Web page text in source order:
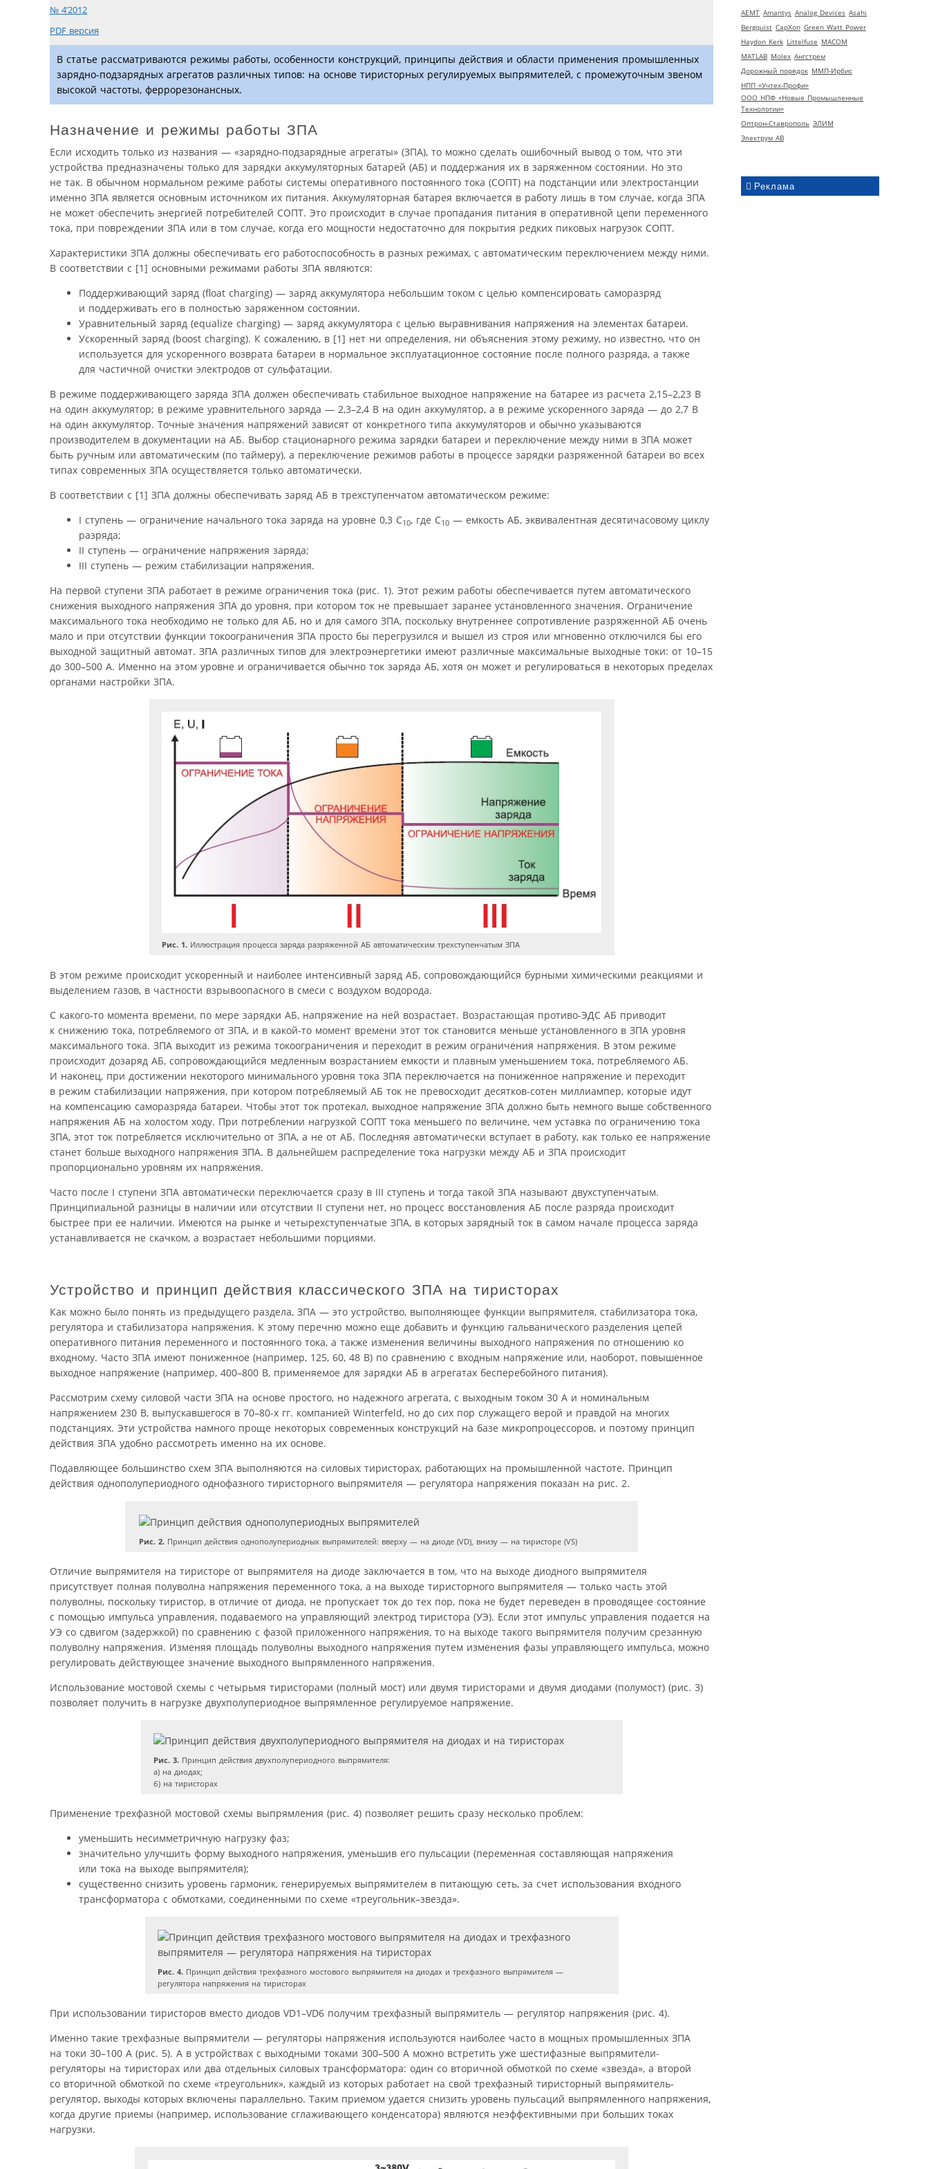
AEMT Amantys Analog Devices Asahi
Bergquist CapXon Green Watt Power
Haydon Kerk Littelfuse MACOM
MATLAB Molex Ангстрем
Дорожный порядок ММП-Ирбис
НПП «Учтех-Профи»
ООО НПФ «Новые Промышленные
Технологии»
Оптрон-Ставрополь ЭЛИМ
Электрум АВ
Реклама
№ 4’2012
PDF версия
В статье рассматриваются режимы работы, особенности конструкций, принципы действия и области применения промышленных
зарядно-подзарядных агрегатов различных типов: на основе тиристорных регулируемых выпрямителей, с промежуточным звеном
высокой частоты, феррорезонансных.
Назначение и режимы работы ЗПА
Если исходить только из названия — «зарядно-подзарядные агрегаты» (ЗПА), то можно сделать ошибочный вывод о том, что эти
устройства предназначены только для зарядки аккумуляторных батарей (АБ) и поддержания их в заряженном состоянии. Но это
не так. В обычном нормальном режиме работы системы оперативного постоянного тока (СОПТ) на подстанции или электростанции
именно ЗПА является основным источником их питания. Аккумуляторная батарея включается в работу лишь в том случае, когда ЗПА
не может обеспечить энергией потребителей СОПТ. Это происходит в случае пропадания питания в оперативной цепи переменного
тока, при повреждении ЗПА или в том случае, когда его мощности недостаточно для покрытия редких пиковых нагрузок СОПТ.
Характеристики ЗПА должны обеспечивать его работоспособность в разных режимах, с автоматическим переключением между ними.
В соответствии с [1] основными режимами работы ЗПА являются:
Поддерживающий заряд (float charging) — заряд аккумулятора небольшим током с целью компенсировать саморазряд
и поддерживать его в полностью заряженном состоянии.
Уравнительный заряд (equalize charging) — заряд аккумулятора с целью выравнивания напряжения на элементах батареи.
Ускоренный заряд (boost charging). К сожалению, в [1] нет ни определения, ни объяснения этому режиму, но известно, что он
используется для ускоренного возврата батареи в нормальное эксплуатационное состояние после полного разряда, а также
для частичной очистки электродов от сульфатации.
В режиме поддерживающего заряда ЗПА должен обеспечивать стабильное выходное напряжение на батарее из расчета 2,15–2,23 В
на один аккумулятор; в режиме уравнительного заряда — 2,3–2,4 В на один аккумулятор, а в режиме ускоренного заряда — до 2,7 В
на один аккумулятор. Точные значения напряжений зависят от конкретного типа аккумуляторов и обычно указываются
производителем в документации на АБ. Выбор стационарного режима зарядки батареи и переключение между ними в ЗПА может
быть ручным или автоматическим (по таймеру), а переключение режимов работы в процессе зарядки разряженной батареи во всех
типах современных ЗПА осуществляется только автоматически.
В соответствии с [1] ЗПА должны обеспечивать заряд АБ в трехступенчатом автоматическом режиме:
I ступень — ограничение начального тока заряда на уровне 0,3 С10, где С10 — емкость АБ, эквивалентная десятичасовому циклу
разряда;
II ступень — ограничение напряжения заряда;
III ступень — режим стабилизации напряжения.
На первой ступени ЗПА работает в режиме ограничения тока (рис. 1). Этот режим работы обеспечивается путем автоматического
снижения выходного напряжения ЗПА до уровня, при котором ток не превышает заранее установленного значения. Ограничение
максимального тока необходимо не только для АБ, но и для самого ЗПА, поскольку внутреннее сопротивление разряженной АБ очень
мало и при отсутствии функции токоограничения ЗПА просто бы перегрузился и вышел из строя или мгновенно отключился бы его
выходной защитный автомат. ЗПА различных типов для электроэнергетики имеют различные максимальные выходные токи: от 10–15
до 300–500 А. Именно на этом уровне и ограничивается обычно ток заряда АБ, хотя он может и регулироваться в некоторых пределах
органами настройки ЗПА.
Рис. 1.Иллюстрация процесса заряда разряженной АБ автоматическим трехступенчатым ЗПА
В этом режиме происходит ускоренный и наиболее интенсивный заряд АБ, сопровождающийся бурными химическими реакциями и
выделением газов, в частности взрывоопасного в смеси с воздухом водорода.
С какого-то момента времени, по мере зарядки АБ, напряжение на ней возрастает. Возрастающая противо-ЭДС АБ приводит
к снижению тока, потребляемого от ЗПА, и в какой-то момент времени этот ток становится меньше установленного в ЗПА уровня
максимального тока. ЗПА выходит из режима токоограничения и переходит в режим ограничения напряжения. В этом режиме
происходит дозаряд АБ, сопровождающийся медленным возрастанием емкости и плавным уменьшением тока, потребляемого АБ.
И наконец, при достижении некоторого минимального уровня тока ЗПА переключается на пониженное напряжение и переходит
в режим стабилизации напряжения, при котором потребляемый АБ ток не превосходит десятков-сотен миллиампер, которые идут
на компенсацию саморазряда батареи. Чтобы этот ток протекал, выходное напряжение ЗПА должно быть немного выше собственного
напряжения АБ на холостом ходу. При потреблении нагрузкой СОПТ тока меньшего по величине, чем уставка по ограничению тока
ЗПА, этот ток потребляется исключительно от ЗПА, а не от АБ. Последняя автоматически вступает в работу, как только ее напряжение
станет больше выходного напряжения ЗПА. В дальнейшем распределение тока нагрузки между АБ и ЗПА происходит
пропорционально уровням их напряжения.
Часто после I ступени ЗПА автоматически переключается сразу в III ступень и тогда такой ЗПА называют двухступенчатым.
Принципиальной разницы в наличии или отсутствии II ступени нет, но процесс восстановления АБ после разряда происходит
быстрее при ее наличии. Имеются на рынке и четырехступенчатые ЗПА, в которых зарядный ток в самом начале процесса заряда
устанавливается не скачком, а возрастает небольшими порциями.
Устройство и принцип действия классического ЗПА на тиристорах
Как можно было понять из предыдущего раздела, ЗПА — это устройство, выполняющее функции выпрямителя, стабилизатора тока,
регулятора и стабилизатора напряжения. К этому перечню можно еще добавить и функцию гальванического разделения цепей
оперативного питания переменного и постоянного тока, а также изменения величины выходного напряжения по отношению ко
входному. Часто ЗПА имеют пониженное (например, 125, 60, 48 В) по сравнению с входным напряжение или, наоборот, повышенное
выходное напряжение (например, 400–800 В, применяемое для зарядки АБ в агрегатах бесперебойного питания).
Рассмотрим схему силовой части ЗПА на основе простого, но надежного агрегата, с выходным током 30 А и номинальным
напряжением 230 В, выпускавшегося в 70–80-х гг. компанией Winterfeld, но до сих пор служащего верой и правдой на многих
подстанциях. Эти устройства намного проще некоторых современных конструкций на базе микропроцессоров, и поэтому принцип
действия ЗПА удобно рассмотреть именно на их основе.
Подавляющее большинство схем ЗПА выполняются на силовых тиристорах, работающих на промышленной частоте. Принцип
действия однополупериодного однофазного тиристорного выпрямителя — регулятора напряжения показан на рис. 2.
Рис. 2.Принцип действия однополупериодных выпрямителей: вверху — на диоде (VD), внизу — на тиристоре (VS)
Отличие выпрямителя на тиристоре от выпрямителя на диоде заключается в том, что на выходе диодного выпрямителя
присутствует полная полуволна напряжения переменного тока, а на выходе тиристорного выпрямителя — только часть этой
полуволны, поскольку тиристор, в отличие от диода, не пропускает ток до тех пор, пока не будет переведен в проводящее состояние
с помощью импульса управления, подаваемого на управляющий электрод тиристора (УЭ). Если этот импульс управления подается на
УЭ со сдвигом (задержкой) по сравнению с фазой приложенного напряжения, то на выходе такого выпрямителя получим срезанную
полуволну напряжения. Изменяя площадь полуволны выходного напряжения путем изменения фазы управляющего импульса, можно
регулировать действующее значение выходного выпрямленного напряжения.
Использование мостовой схемы с четырьмя тиристорами (полный мост) или двумя тиристорами и двумя диодами (полумост) (рис. 3)
позволяет получить в нагрузке двухполупериодное выпрямленное регулируемое напряжение.
Рис. 3. Принцип действия двухполупериодного выпрямителя:
а) на диодах;
б) на тиристорах
Применение трехфазной мостовой схемы выпрямления (рис. 4) позволяет решить сразу несколько проблем:
уменьшить несимметричную нагрузку фаз;
значительно улучшить форму выходного напряжения, уменьшив его пульсации (переменная составляющая напряжения
или тока на выходе выпрямителя);
существенно снизить уровень гармоник, генерируемых выпрямителем в питающую сеть, за счет использования входного
трансформатора с обмотками, соединенными по схеме «треугольник–звезда».
Рис. 4. Принцип действия трехфазного мостового выпрямителя на диодах и трехфазного выпрямителя —
регулятора напряжения на тиристорах
При использовании тиристоров вместо диодов VD1–VD6 получим трехфазный выпрямитель — регулятор напряжения (рис. 4).
Именно такие трехфазные выпрямители — регуляторы напряжения используются наиболее часто в мощных промышленных ЗПА
на токи 30–100 А (рис. 5). А в устройствах с выходными токами 300–500 А можно встретить уже шестифазные выпрямители-
регуляторы на тиристорах или два отдельных силовых трансформатора: один со вторичной обмоткой по схеме «звезда», а второй
со вторичной обмоткой по схеме «треугольник», каждый из которых работает на свой трехфазный тиристорный выпрямитель-
регулятор, выходы которых включены параллельно. Таким приемом удается снизить уровень пульсаций выпрямленного напряжения,
когда другие приемы (например, использование сглаживающего конденсатора) являются неэффективными при больших токах
нагрузки.